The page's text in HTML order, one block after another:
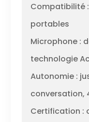
Compatibilité
portables
Microphone :
technologie
Autonomie :
conversation,
Certification :